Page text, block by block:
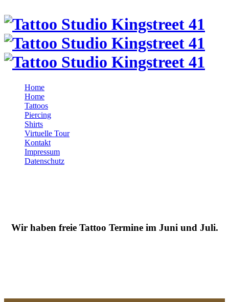
Home
Home
Tattoos
Piercing
Shirts
Virtuelle Tour
Kontakt
Impressum
Datenschutz
Wir haben freie Tattoo Termine im Juni und Juli.